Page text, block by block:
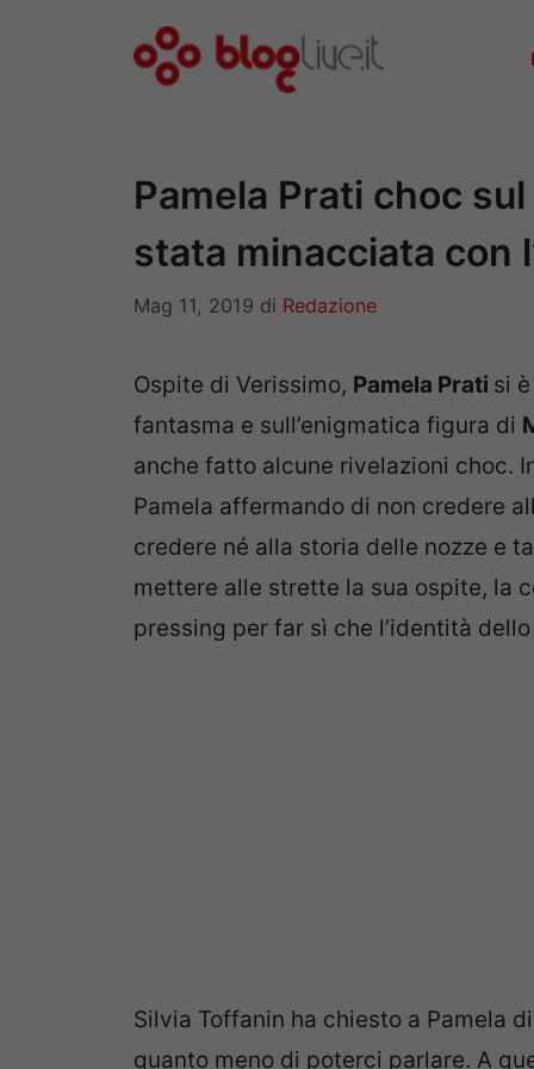
Pamela Prati choc
stata minacciata con
Mag 11, 2019 di Redazione
Ospite di Verissimo, Pamela Prati si
fantasma e sull’enigmatica figura di
anche fatto alcune rivelazioni choc.
Pamela affermando di non credere
credere né alla storia delle nozze e
mettere alle strette la sua ospite, la
pressing per far sì che l’identità
Silvia Toffanin ha chiesto a Pamela
quanto meno di poterci parlare. A